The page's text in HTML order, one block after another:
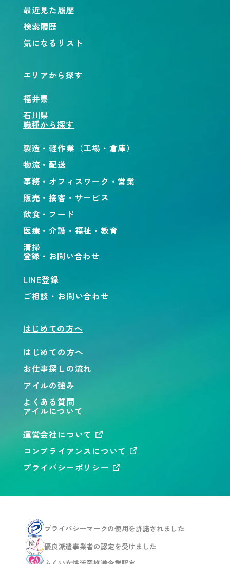
最近見た履歴
検索履歴
気になるリスト
エリアから探す
福井県
石川県
職種から探す
製造・軽作業（工場・倉庫）
物流・配送
事務・オフィスワーク・営業
販売・接客・サービス
飲食・フード
医療・介護・福祉・教育
清掃
登録・お問い合わせ
LINE登録
ご相談・お問い合わせ
はじめての方へ
はじめての方へ
お仕事探しの流れ
アイルの強み
よくある質問
アイルについて
運営会社について
コンプライアンスについて
プライバシーポリシー
プライバシーマークの使用を許諾されました
優良派遣事業者の認定を受けました